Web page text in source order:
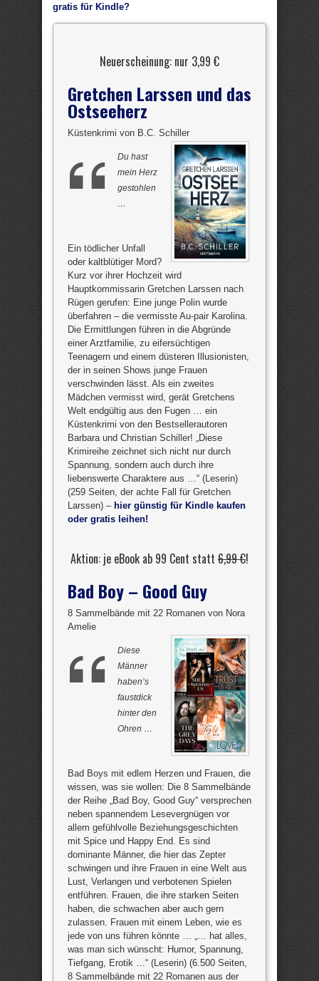
gratis für Kindle?
Neuerscheinung: nur 3,99 €
Gretchen Larssen und das
Ostseeherz
Küstenkrimi von B.C. Schiller
Du hast
mein Herz
gestohlen
…
Ein tödlicher Unfall
oder kaltblütiger Mord?
Kurz vor ihrer Hochzeit wird
Hauptkommissarin Gretchen Larssen nach
Rügen gerufen: Eine junge Polin wurde
überfahren – die vermisste Au-pair Karolina.
Die Ermittlungen führen in die Abgründe
einer Arztfamilie, zu eifersüchtigen
Teenagern und einem düsteren Illusionisten,
der in seinen Shows junge Frauen
verschwinden lässt. Als ein zweites
Mädchen vermisst wird, gerät Gretchens
Welt endgültig aus den Fugen … ein
Küstenkrimi von den Bestsellerautoren
Barbara und Christian Schiller! „Diese
Krimireihe zeichnet sich nicht nur durch
Spannung, sondern auch durch ihre
liebenswerte Charaktere aus …“ (Leserin)
(259 Seiten, der achte Fall für Gretchen
Larssen) – hier günstig für Kindle kaufen
oder gratis leihen!
Aktion: je eBook ab 99 Cent statt 6,99 €!
Bad Boy – Good Guy
8 Sammelbände mit 22 Romanen von Nora
Amelie
Diese
Männer
haben’s
faustdick
hinter den
Ohren …
Bad Boys mit edlem Herzen und Frauen, die
wissen, was sie wollen: Die 8 Sammelbände
der Reihe „Bad Boy, Good Guy“ versprechen
neben spannendem Lesevergnügen vor
allem gefühlvolle Beziehungsgeschichten
mit Spice und Happy End. Es sind
dominante Männer, die hier das Zepter
schwingen und ihre Frauen in eine Welt aus
Lust, Verlangen und verbotenen Spielen
entführen. Frauen, die ihre starken Seiten
haben, die schwachen aber auch gern
zulassen. Frauen mit einem Leben, wie es
jede von uns führen könnte … „… hat alles,
was man sich wünscht: Humor, Spannung,
Tiefgang, Erotik …“ (Leserin) (6.500 Seiten,
8 Sammelbände mit 22 Romanen aus der